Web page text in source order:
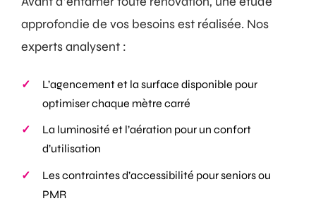
approfondie de vos besoins est réalisée. Nos
experts analysent :
L’agencement et la surface disponible pour
optimiser chaque mètre carré
La luminosité et l’aération pour un confort
d’utilisation
Les contraintes d’accessibilité pour seniors ou
PMR